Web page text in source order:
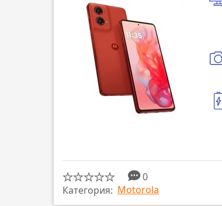
0
Категория: Motorola